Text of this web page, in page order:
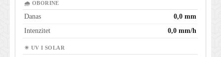
🌧 OBORINE
Danas
0,0 mm
Intenzitet
0,0 mm/h
☀ UV I SOLAR